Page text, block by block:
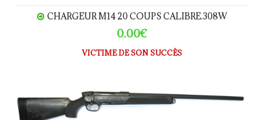
CHARGEUR M14 20 COUPS CALIBRE.308W
0.00€
VICTIME DE SON SUCCÈS
STEYR SSG69 calibre 308Winchester